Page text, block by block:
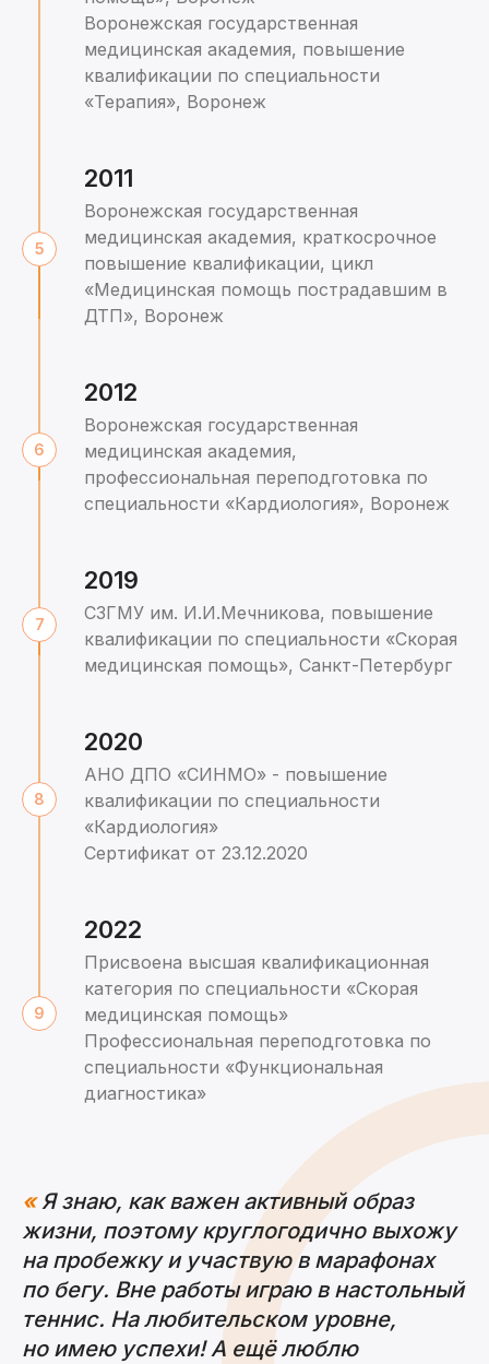
Воронежская государственная
медицинская академия, повышение
квалификации по специальности
«Терапия», Воронеж
2011
Воронежская государственная
медицинская академия, краткосрочное
повышение квалификации, цикл
«Медицинская помощь пострадавшим в
ДТП», Воронеж
2012
Воронежская государственная
медицинская академия,
профессиональная переподготовка по
специальности «Кардиология», Воронеж
2019
СЗГМУ им. И.И.Мечникова, повышение
квалификации по специальности «Скорая
медицинская помощь», Санкт-Петербург
2020
АНО ДПО «СИНМО» - повышение
квалификации по специальности
«Кардиология»
Сертификат от 23.12.2020
2022
Присвоена высшая квалификационная
категория по специальности «Скорая
медицинская помощь»
Профессиональная переподготовка по
специальности «Функциональная
диагностика»
«Я знаю, как важен активный образ
жизни, поэтому круглогодично выхожу
на пробежку и участвую в марафонах
по бегу. Вне работы играю в настольный
теннис. На любительском уровне,
но имею успехи! А ещё люблю